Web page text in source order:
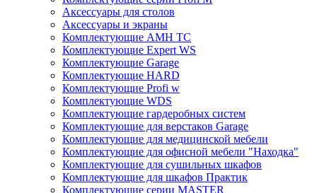
Аксессуары для столов
Аксессуары и экраны
Комплектующие AMH TC
Комплектующие Expert WS
Комплектующие Garage
Комплектующие HARD
Комплектующие Profi w
Комплектующие WDS
Комплектующие гардеробных систем
Комплектующие для верстаков Garage
Комплектующие для медицинской мебели
Комплектующие для офисной мебели "Находка"
Комплектующие для сушильных шкафов
Комплектующие для шкафов Практик
Комплектующие серии MASTER